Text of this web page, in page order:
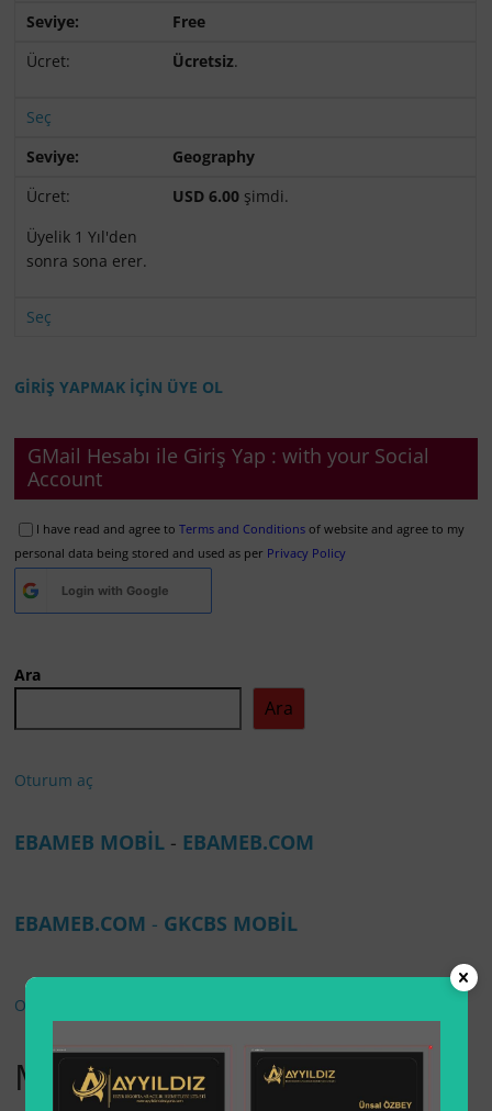
Free
Ücretsiz.
Seç
Geography
USD 6.00 şimdi.
Üyelik 1 Yıl'den
sonra sona erer.
Seç
GİRİŞ YAPMAK İÇİN ÜYE OL
GMail Hesabı ile Giriş Yap : with your Social
Account
I have read and agree toTerms and Conditions of website and agree to my
personal data being stored and used as per Privacy Policy
Login with Google
Ara
Ara
Oturum aç
EBAMEB MOBİL - EBAMEB.COM
EBAMEB.COM - GKCBS MOBİL
Oturum aç
My Account